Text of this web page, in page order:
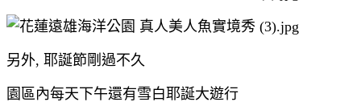
另外, 耶誕節剛過不久
園區內每天下午還有雪白耶誕大遊行